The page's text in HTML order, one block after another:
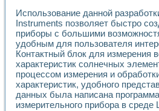
Промышленная
Автоматизация
Использование систем
Исследование
Применение LabVIEW при
Разработка виртуальных
Система блокировок,
Система сбора данных и
Управление
Использование данной
Instruments позволяет быстро
приборы с большими
удобным для пользователя
Контактный блок для измерения
характеристик солнечных
процессом измерения и
характеристик, удобного
данных была написана
измерительного прибора в среде